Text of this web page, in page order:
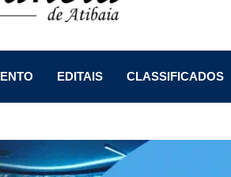
EDITAIS CLASSIFICADOS